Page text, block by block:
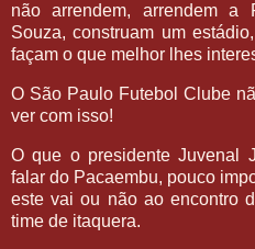
não arrendem, arrendem a
Souza, construam um
façam o que melhor lhes
O São Paulo Futebol Clube
ver com isso!
O que o presidente Juvenal
falar do Pacaembu, pouco
este vai ou não ao encontro
time de itaquera.